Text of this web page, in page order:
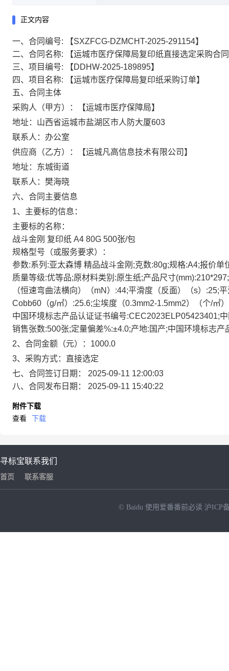
正文内容
一、合同编号:
【SXZFCG-DZMCHT-2025-291154】
二、合同名称:
【运城市医疗保障局复印纸直接选定采购合
三、项目编号:
【DDHW-2025-189895】
四、项目名称:
【运城市医疗保障局复印纸采购订单】
五、合同主体
采购人（甲方）：【运城市医疗保障局】
地址：山西省运城市盐湖区市人防大厦603
联系人：办公室
供应商（乙方）：【运城凡高信息技术有限公司】
地址：东城街道
联系人：樊海晓
六、合同主要信息
1、主要标的信息：
主要标的名称：
战斗金刚 复印纸 A4 80G 500张/包
规格型号（或服务要求）：
参数:系列:亚太森博 精品战斗金刚;克数:80g;规格:A4;报价
质量等级:优等品;原材料类别:原生纸;产品尺寸
（恒速弯曲法横向）（mN）:44;平滑度（反面）（s）:25;
Cobb60（g/㎡）:25.6;尘埃度（0.3mm2-1.5mm2）（个/㎡
中国环境标志产品认证证书编号:CEC2023ELP05423401;
销售张数:500张;定量偏差%:±4.0;产地:国产;中国环境标志
2、合同金额（元）：1000.0
3、采购方式：直接选定
七、合同签订日期： 2025-09-11 12:00:03
八、合同发布日期： 2025-09-11 15:40:22
附件下载
查看
下载
寻标宝
首页
联系我们
联系客服
© Baidu 使用爱番番前必读 沪ICP